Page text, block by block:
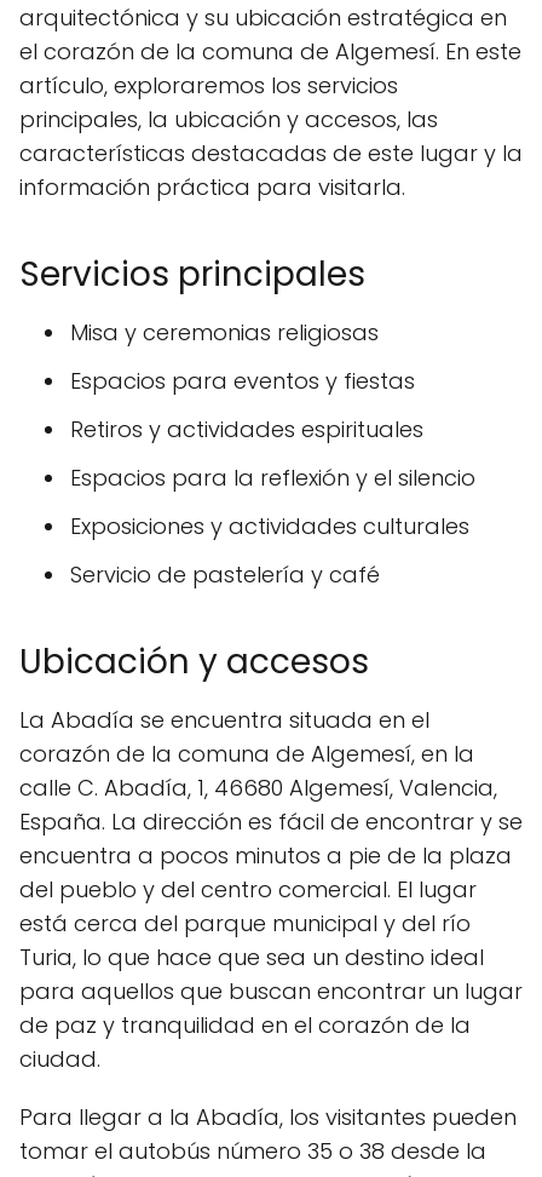
arquitectónica y su ubicación estratégica en
el corazón de la comuna de Algemesí. En este
artículo, exploraremos los servicios
principales, la ubicación y accesos, las
características destacadas de este lugar y la
información práctica para visitarla.
Servicios principales
Misa y ceremonias religiosas
Espacios para eventos y fiestas
Retiros y actividades espirituales
Espacios para la reflexión y el silencio
Exposiciones y actividades culturales
Servicio de pastelería y café
Ubicación y accesos
La Abadía se encuentra situada en el
corazón de la comuna de Algemesí, en la
calle C. Abadía, 1, 46680 Algemesí, Valencia,
España. La dirección es fácil de encontrar y se
encuentra a pocos minutos a pie de la plaza
del pueblo y del centro comercial. El lugar
está cerca del parque municipal y del río
Turia, lo que hace que sea un destino ideal
para aquellos que buscan encontrar un lugar
de paz y tranquilidad en el corazón de la
ciudad.
Para llegar a la Abadía, los visitantes pueden
tomar el autobús número 35 o 38 desde la